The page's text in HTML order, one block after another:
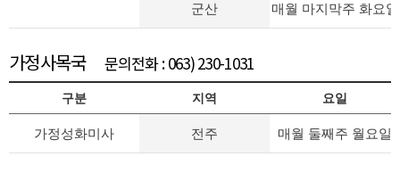
군산 매월 마지막주 화요일
가정사목국 문의전화 : 063) 230-1031
구분 지역 요일
가정성화미사 전주 매월 둘째주 월요일